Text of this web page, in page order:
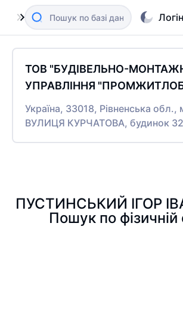
Логін
ТОВ "БУДІВЕЛЬНО-
УПРАВЛІННЯ
Україна, 33018, Рівненська обл.,
ВУЛИЦЯ КУРЧАТОВА, будинок
ПУСТИНСЬКИЙ ІГОР
Пошук по фізичній